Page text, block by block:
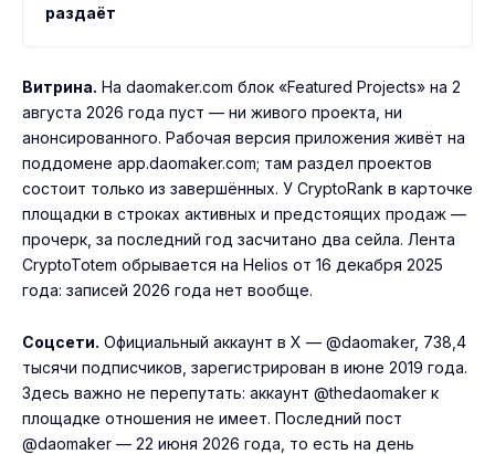
раздаёт
Витрина. На daomaker.com блок «Featured Projects» на 2
августа 2026 года пуст — ни живого проекта, ни
анонсированного. Рабочая версия приложения живёт на
поддомене app.daomaker.com; там раздел проектов
состоит только из завершённых. У CryptoRank в карточке
площадки в строках активных и предстоящих продаж —
прочерк, за последний год засчитано два сейла. Лента
CryptoTotem обрывается на Helios от 16 декабря 2025
года: записей 2026 года нет вообще.
Соцсети. Официальный аккаунт в X — @daomaker, 738,4
тысячи подписчиков, зарегистрирован в июне 2019 года.
Здесь важно не перепутать: аккаунт @thedaomaker к
площадке отношения не имеет. Последний пост
@daomaker — 22 июня 2026 года, то есть на день